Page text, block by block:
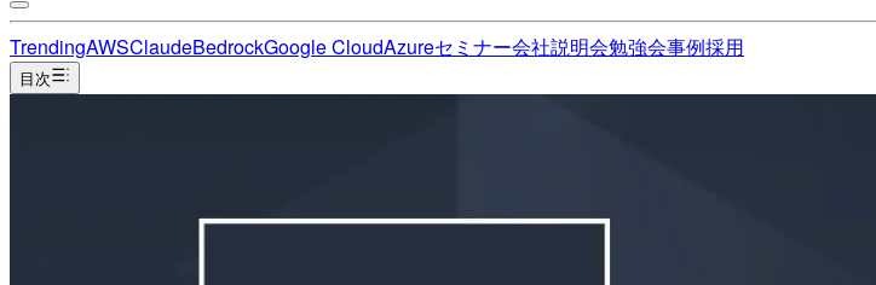
TrendingAWSClaudeBedrockGoogle CloudAzureセミナー会社説明会勉強会事例採用
目次